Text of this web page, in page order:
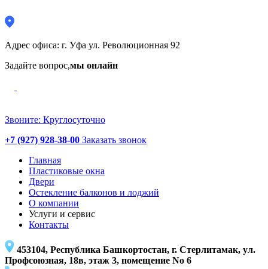
Адрес офиса: г. Уфа ул. Революционная 92
Задайте вопрос,мы онлайн
Звоните: Круглосуточно
+7 (927) 928-38-00 Заказать звонок
Главная
Пластиковые окна
Двери
Остекление балконов и лоджий
О компании
Услуги и сервис
Контакты
453104, Республика Башкортостан, г. Стерлитамак, ул.
Профсоюзная, 18в, этаж 3, помещение No 6